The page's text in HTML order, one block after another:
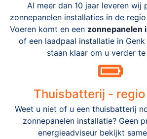
Al meer dan 10 jaar leveren wij
zonnepanelen installaties in de
Voeren komt en een zonnepanelen
of een laadpaal installatie in
staan klaar om u verder te
Thuisbatterij - regio
Weet u niet of u een thuisbatterij
zonnepanelen installatie? Geen
energieadviseur bekijkt